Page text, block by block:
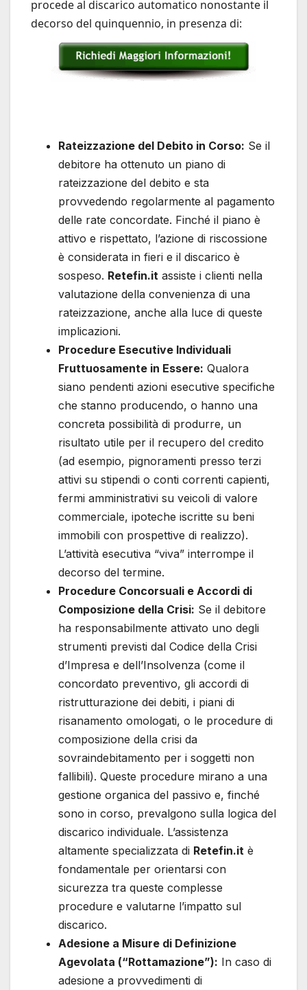
procede al discarico automatico nonostante il
decorso del quinquennio, in presenza di:
Rateizzazione del Debito in Corso: Se il
debitore ha ottenuto un piano di
rateizzazione del debito e sta
provvedendo regolarmente al pagamento
delle rate concordate. Finché il piano è
attivo e rispettato, l’azione di riscossione
è considerata in fieri e il discarico è
sospeso. Retefin.it assiste i clienti nella
valutazione della convenienza di una
rateizzazione, anche alla luce di queste
implicazioni.
Procedure Esecutive Individuali
Fruttuosamente in Essere: Qualora
siano pendenti azioni esecutive specifiche
che stanno producendo, o hanno una
concreta possibilità di produrre, un
risultato utile per il recupero del credito
(ad esempio, pignoramenti presso terzi
attivi su stipendi o conti correnti capienti,
fermi amministrativi su veicoli di valore
commerciale, ipoteche iscritte su beni
immobili con prospettive di realizzo).
L’attività esecutiva “viva” interrompe il
decorso del termine.
Procedure Concorsuali e Accordi di
Composizione della Crisi: Se il debitore
ha responsabilmente attivato uno degli
strumenti previsti dal Codice della Crisi
d’Impresa e dell’Insolvenza (come il
concordato preventivo, gli accordi di
ristrutturazione dei debiti, i piani di
risanamento omologati, o le procedure di
composizione della crisi da
sovraindebitamento per i soggetti non
fallibili). Queste procedure mirano a una
gestione organica del passivo e, finché
sono in corso, prevalgono sulla logica del
discarico individuale. L’assistenza
altamente specializzata di Retefin.it è
fondamentale per orientarsi con
sicurezza tra queste complesse
procedure e valutarne l’impatto sul
discarico.
Adesione a Misure di Definizione
Agevolata (“Rottamazione”): In caso di
adesione a provvedimenti di